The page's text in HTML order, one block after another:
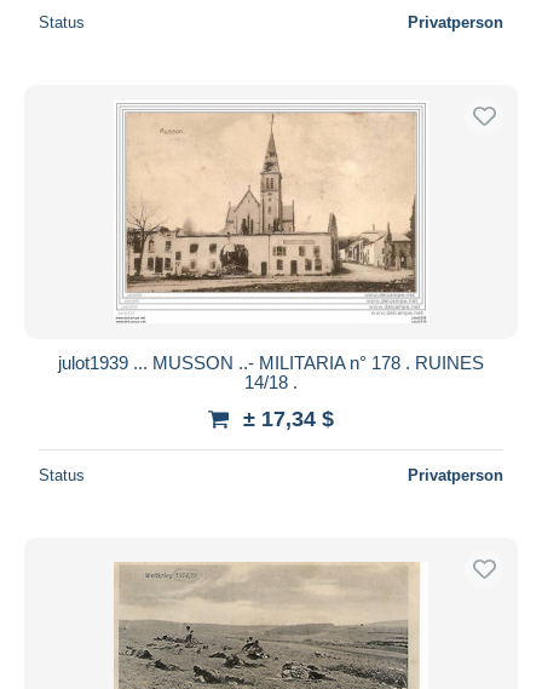
Status Privatperson
julot1939 ... MUSSON ..- MILITARIA n° 178 . RUINES
14/18 .
± 17,34 $
Status Privatperson